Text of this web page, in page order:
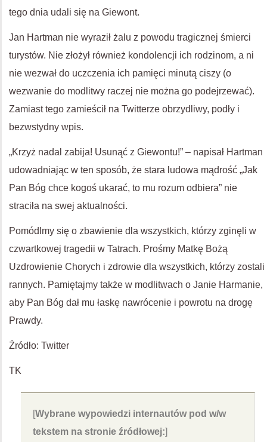
tego dnia udali się na Giewont.
Jan Hartman nie wyraził żalu z powodu tragicznej śmierci
turystów. Nie złożył również kondolencji ich rodzinom, a ni
nie wezwał do uczczenia ich pamięci minutą ciszy (o
wezwanie do modlitwy raczej nie można go podejrzewać).
Zamiast tego zamieścił na Twitterze obrzydliwy, podły i
bezwstydny wpis.
„Krzyż nadal zabija! Usunąć z Giewontu!” – napisał Hartman
udowadniając w ten sposób, że stara ludowa mądrość „Jak
Pan Bóg chce kogoś ukarać, to mu rozum odbiera” nie
straciła na swej aktualności.
Pomódlmy się o zbawienie dla wszystkich, którzy zginęli w
czwartkowej tragedii w Tatrach. Prośmy Matkę Bożą
Uzdrowienie Chorych i zdrowie dla wszystkich, którzy zostali
rannych. Pamiętajmy także w modlitwach o Janie Harmanie,
aby Pan Bóg dał mu łaskę nawrócenie i powrotu na drogę
Prawdy.
Źródło: Twitter
TK
[Wybrane wypowiedzi internautów pod w/w
tekstem na stronie źródłowej:]